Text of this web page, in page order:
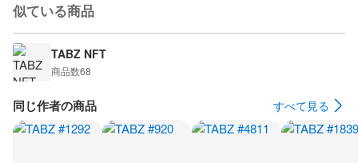
似ている商品
TABZ NFT
商品数68
同じ作者の商品 すべて見る